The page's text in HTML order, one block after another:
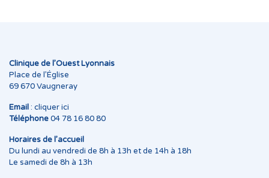
Clinique de l’Ouest Lyonnais
Place de l’Église
69 670 Vaugneray
Email : cliquer ici
Téléphone04 78 16 80 80
Horaires de l’accueil
Du lundi au vendredi de 8h à 13h et de 14h à 18h
Le samedi de 8h à 13h